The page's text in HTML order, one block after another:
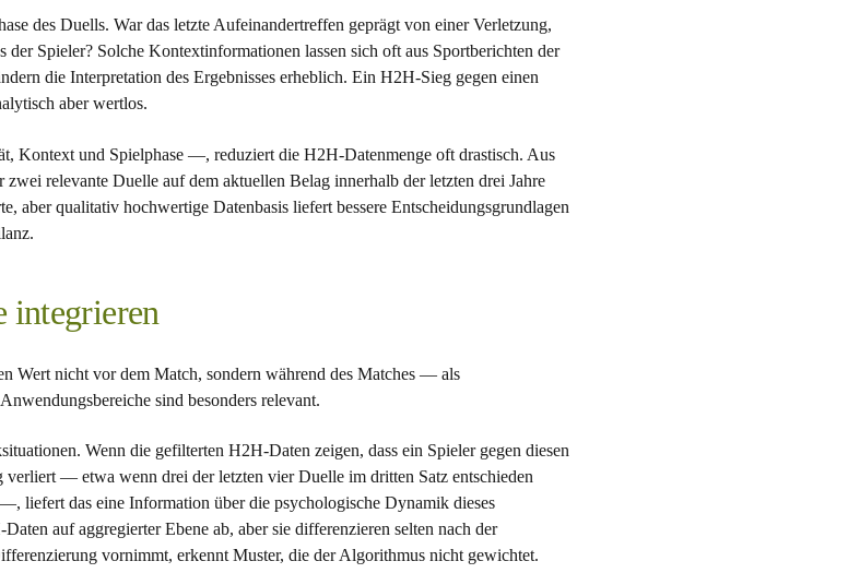
des Duells. War das letzte Aufeinandertreffen geprägt von einer Verletzung,
der Spieler? Solche Kontextinformationen lassen sich oft aus Sportberichten der
die Interpretation des Ergebnisses erheblich. Ein H2H-Sieg gegen einen
aber wertlos.
Kontext und Spielphase —, reduziert die H2H-Datenmenge oft drastisch. Aus
relevante Duelle auf dem aktuellen Belag innerhalb der letzten drei Jahre
aber qualitativ hochwertige Datenbasis liefert bessere Entscheidungsgrundlagen
integrieren
Wert nicht vor dem Match, sondern während des Matches — als
sind besonders relevant.
Wenn die gefilterten H2H-Daten zeigen, dass ein Spieler gegen diesen
verliert — etwa wenn drei der letzten vier Duelle im dritten Satz entschieden
liefert das eine Information über die psychologische Dynamik dieses
auf aggregierter Ebene ab, aber sie differenzieren selten nach der
vornimmt, erkennt Muster, die der Algorithmus nicht gewichtet.